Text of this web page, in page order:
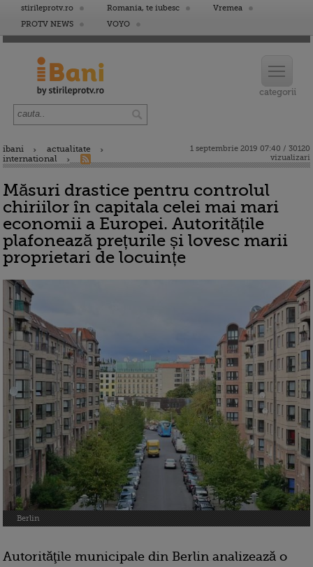
stirileprotv.ro Romania, te iubesc
Vremea
PROTV NEWS
VOYO
ibani
actualitate
international
1 septembrie 2019 07:40 / 30120
vizualizari
Măsuri drastice pentru controlul
chiriilor în capitala celei mai mari
economii a Europei. Autoritățile
plafonează prețurile și lovesc marii
proprietari de locuințe
Berlin
Autorităţile municipale din Berlin analizează o